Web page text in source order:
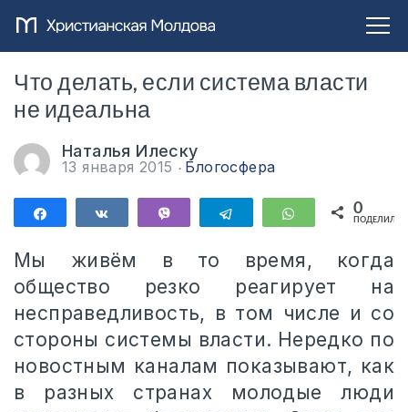
Что делать, если система власти
не идеальна
Наталья Илеску
13 января 2015 Блогосфера
ПоделитьсяПоделиться Telegram WhatsApp
0
Мы живём в то время, когда
общество резко реагирует на
несправедливость, в том числе и со
стороны системы власти. Нередко по
новостным каналам показывают, как
в разных странах молодые люди